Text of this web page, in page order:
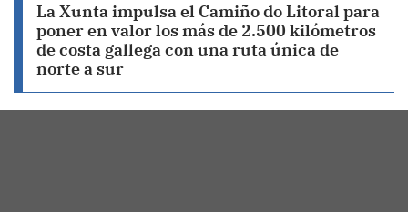
La Xunta impulsa el Camiño do Litoral para
poner en valor los más de 2.500 kilómetros
de costa gallega con una ruta única de
norte a sur